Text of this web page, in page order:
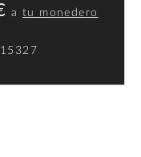
atu monedero
15327